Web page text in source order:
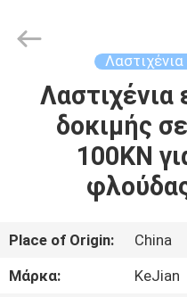
ΣΠΊΤΙ
ΠΡΟΪΌΝΤΑ
ΠΕΡΊΠΟΥ
ΕΜΕΊΣ
INSTRUMENT
CO.,LTD.
Λαστιχένια
δοκιμής
100KN
Place of Origin:
China
Μάρκα:
KeJian